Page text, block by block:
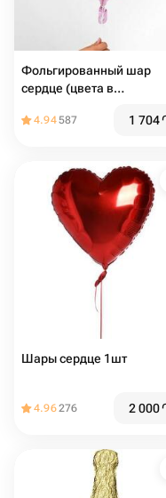
Фольгированный шар
сердце (цвета в
4.94587 1 704
Шары сердце 1шт
4.96276 2 000